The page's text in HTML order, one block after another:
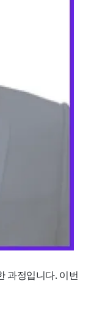
과정입니다. 이번